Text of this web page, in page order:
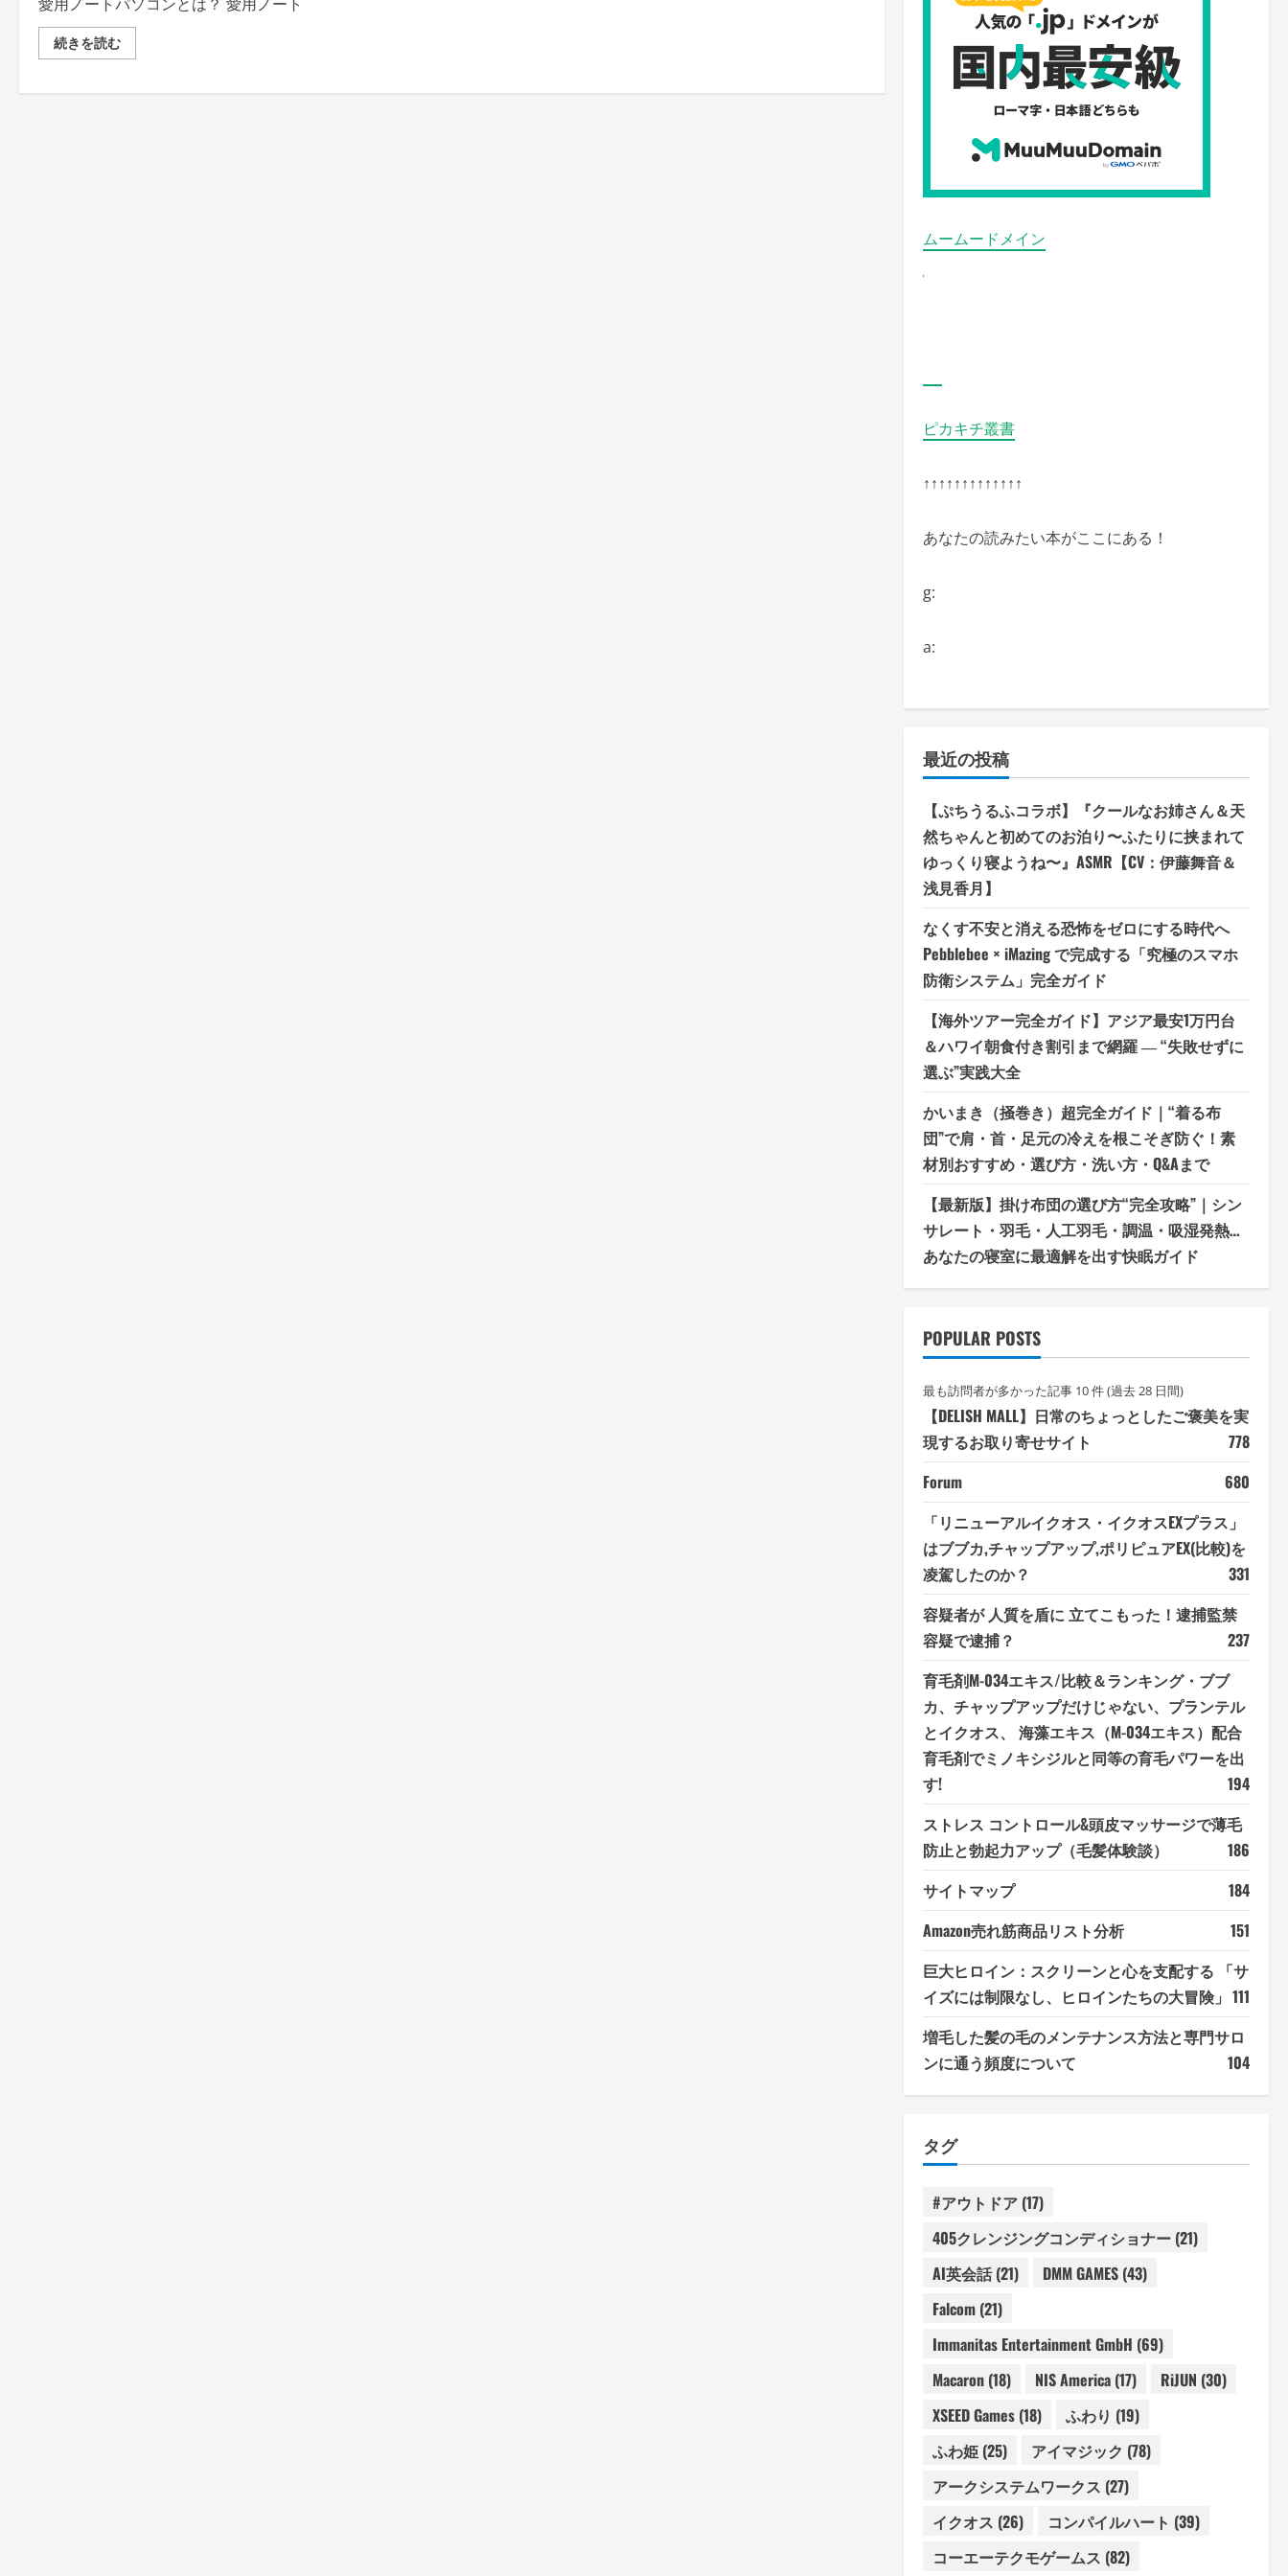
続きを読むノ
ー
ソ
ムームードメイン
ピカキチ叢書
↑↑↑↑↑↑↑↑↑↑↑↑↑
あなたの読みたい本がここにある！
g:
a:
最近の投稿
【ぷちうるふコラボ】『クールなお姉さん＆天
然ちゃんと初めてのお泊り〜ふたりに挟まれて
ゆっくり寝ようね〜』ASMR【CV：伊藤舞音＆
浅見香月】
なくす不安と消える恐怖をゼロにする時代へ
Pebblebee × iMazing で完成する「究極のスマホ
防衛システム」完全ガイド
【海外ツアー完全ガイド】アジア最安1万円台
＆ハワイ朝食付き割引まで網羅 ― “失敗せずに
選ぶ”実践大全
かいまき（掻巻き）超完全ガイド｜“着る布
団”で肩・首・足元の冷えを根こそぎ防ぐ！素
材別おすすめ・選び方・洗い方・Q&Aまで
【最新版】掛け布団の選び方“完全攻略”｜シン
サレート・羽毛・人工羽毛・調温・吸湿発熱…
あなたの寝室に最適解を出す快眠ガイド
POPULAR POSTS
最も訪問者が多かった記事 10 件 (過去 28 日間)
【DELISH MALL】日常のちょっとしたご褒美を実
現するお取り寄せサイト
778
Forum
680
「リニューアルイクオス・イクオスEXプラス」
はブブカ,チャップアップ,ポリピュアEX(比較)を
凌駕したのか？
331
容疑者が 人質を盾に 立てこもった！逮捕監禁
容疑で逮捕？
237
育毛剤M-034エキス/比較＆ランキング・ブブ
カ、チャップアップだけじゃない、プランテル
とイクオス、 海藻エキス（M-034エキス）配合
育毛剤でミノキシジルと同等の育毛パワーを出
す!
194
ストレス コントロール&頭皮マッサージで薄毛
防止と勃起力アップ（毛髪体験談）
186
サイトマップ
184
Amazon売れ筋商品リスト分析
151
巨大ヒロイン：スクリーンと心を支配する 「サ
イズには制限なし、ヒロインたちの大冒険」 111
増毛した髪の毛のメンテナンス方法と専門サロ
ンに通う頻度について
104
タグ
#アウトドア(17)
405クレンジングコンディショナー(21)
AI英会話(21) DMM GAMES(43)
Falcom(21)
Immanitas Entertainment GmbH (69)
Macaron(18) NIS America(17) RiJUN (30)
XSEED Games(18) ふわり (19)
ふわ姫(25) アイマジック (78)
アークシステムワークス (27)
イクオス (26) コンパイルハート (39)
コーエーテクモゲームス (82)